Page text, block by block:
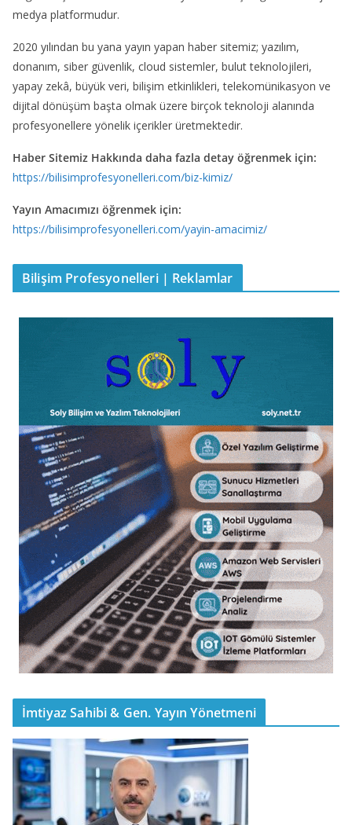
medya platformudur.
2020 yılından bu yana yayın yapan haber sitemiz; yazılım,
donanım, siber güvenlik, cloud sistemler, bulut teknolojileri,
yapay zekâ, büyük veri, bilişim etkinlikleri, telekomünikasyon ve
dijital dönüşüm başta olmak üzere birçok teknoloji alanında
profesyonellere yönelik içerikler üretmektedir.
Haber Sitemiz Hakkında daha fazla detay öğrenmek için:
https://bilisimprofesyonelleri.com/biz-kimiz/
Yayın Amacımızı öğrenmek için:
https://bilisimprofesyonelleri.com/yayin-amacimiz/
Bilişim Profesyonelleri | Reklamlar
İmtiyaz Sahibi & Gen. Yayın Yönetmeni